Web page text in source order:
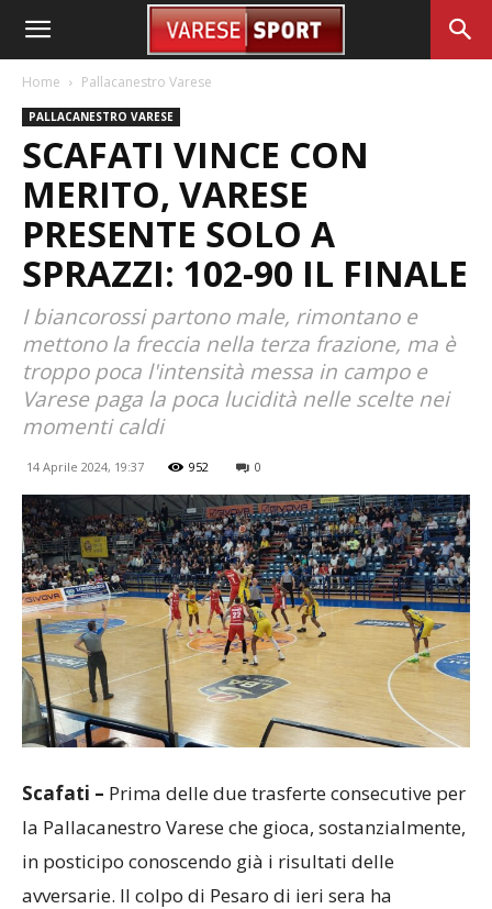
Home Pallacanestro Varese
PALLACANESTRO VARESE
SCAFATI VINCE CON
MERITO, VARESE
PRESENTE SOLO A
SPRAZZI: 102-90 IL FINALE
I biancorossi partono male, rimontano e
mettono la freccia nella terza frazione, ma è
troppo poca l'intensità messa in campo e
Varese paga la poca lucidità nelle scelte nei
momenti caldi
14 Aprile 2024, 19:37 952 0
Scafati – Prima delle due trasferte consecutive per
la Pallacanestro Varese che gioca, sostanzialmente,
in posticipo conoscendo già i risultati delle
avversarie. Il colpo di Pesaro di ieri sera ha